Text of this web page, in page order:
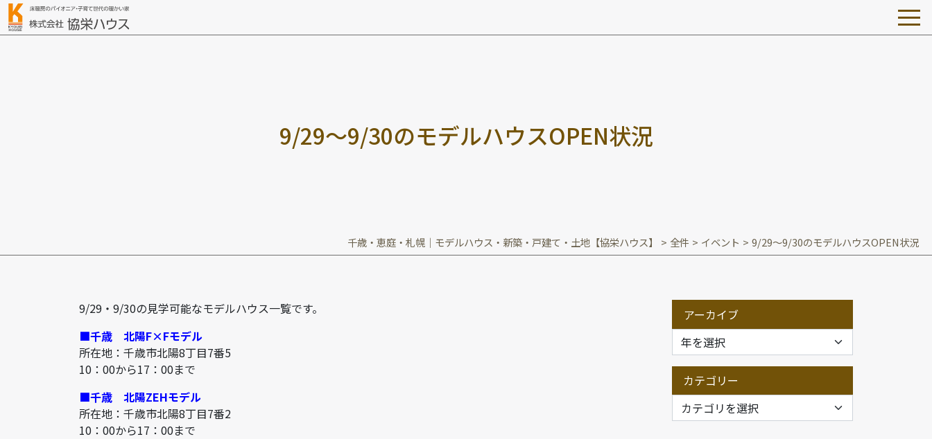
9/29～9/30のモデルハウスOPEN状況
千歳・恵庭・札幌｜モデルハウス・新築・戸建て・土地【協栄ハウス】 > 全件 > イベント > 9/29～9/30のモデルハウスOPEN状況
9/29・9/30の見学可能なモデルハウス一覧です。
■千歳 北陽F×Fモデル
所在地：千歳市北陽8丁目7番5
10：00から17：00まで
■千歳 北陽ZEHモデル
所在地：千歳市北陽8丁目7番2
10：00から17：00まで
アーカイブ
カテゴリー